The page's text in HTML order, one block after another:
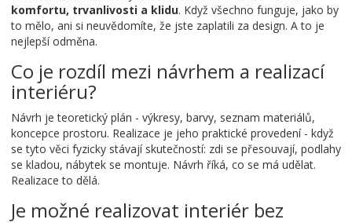
komfortu, trvanlivosti a klidu. Když všechno funguje, jako by
to mělo, ani si neuvědomíte, že jste zaplatili za design. A to je
nejlepší odměna.
Co je rozdíl mezi návrhem a realizací
interiéru?
Návrh je teoretický plán - výkresy, barvy, seznam materiálů,
koncepce prostoru. Realizace je jeho praktické provedení - když
se tyto věci fyzicky stávají skutečností: zdi se přesouvají, podlahy
se kladou, nábytek se montuje. Návrh říká, co se má udělat.
Realizace to dělá.
Je možné realizovat interiér bez